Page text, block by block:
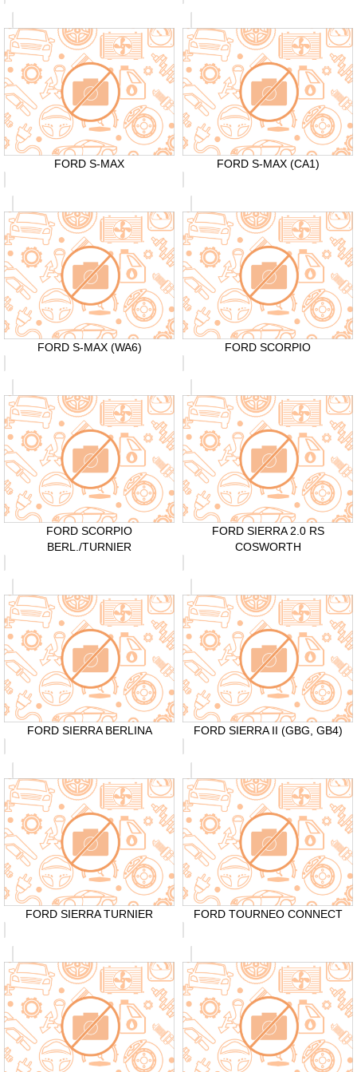
FORD S-MAX FORD S-MAX (CA1)
FORD S-MAX (WA6) FORD SCORPIO
FORD SCORPIO
BERL./TURNIER
FORD SIERRA 2.0 RS
COSWORTH
FORD SIERRA BERLINA FORD SIERRA II (GBG, GB4)
FORD SIERRA TURNIER FORD TOURNEO CONNECT